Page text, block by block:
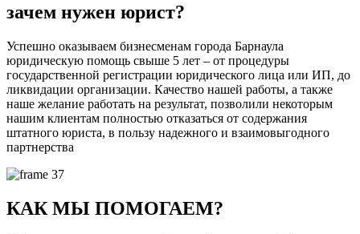
зачем нужен юрист?
Успешно оказываем бизнесменам города Барнаула
юридическую помощь свыше 5 лет – от процедуры
государственной регистрации юридического лица или ИП, до
ликвидации организации. Качество нашей работы, а также
наше желание работать на результат, позволили некоторым
нашим клиентам полностью отказаться от содержания
штатного юриста, в пользу надежного и взаимовыгодного
партнерства
КАК МЫ ПОМОГАЕМ?